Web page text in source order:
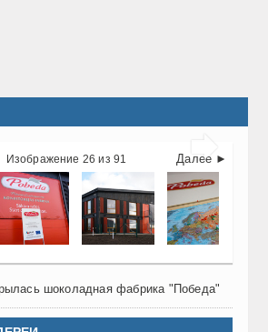

Далее ►
Изображение 26 из 91
шоколадная фабрика "Победа"